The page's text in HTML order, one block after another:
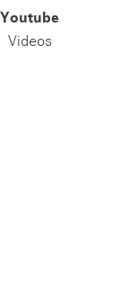
Youtube
Videos